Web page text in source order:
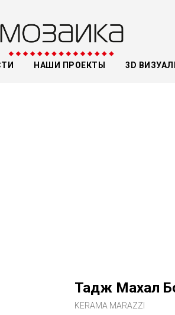
НАШИ ПРОЕКТЫ 3D
Тадж Махал
KERAMA MARAZZI